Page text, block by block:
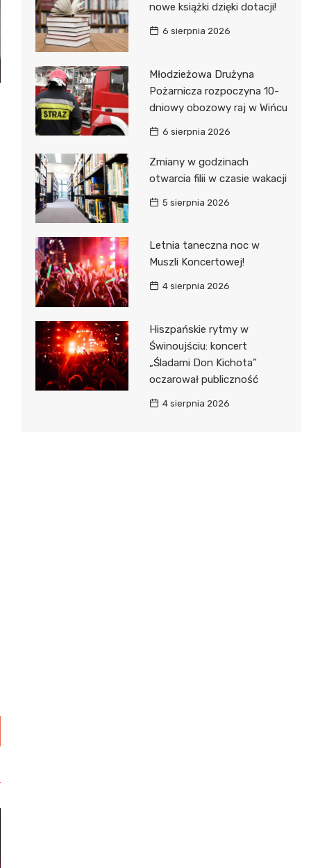
nowe książki dzięki dotacji!
6 sierpnia 2026
Młodzieżowa Drużyna
Pożarnicza rozpoczyna 10-
dniowy obozowy raj w Wińcu
6 sierpnia 2026
Zmiany w godzinach
otwarcia filii w czasie wakacji
5 sierpnia 2026
Letnia taneczna noc w
Muszli Koncertowej!
4 sierpnia 2026
Hiszpańskie rytmy w
Świnoujściu: koncert
„Śladami Don Kichota”
oczarował publiczność
4 sierpnia 2026